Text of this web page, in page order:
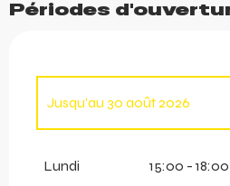
Périodes
Jusqu'au 30 août 2026
Lundi 15:00 - 18:00